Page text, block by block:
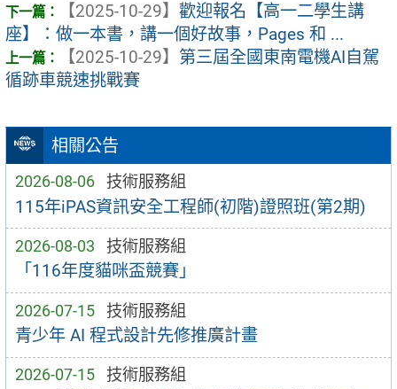
相關公告
2026-08-06 技術服務組
115年iPAS資訊安全工程師(初階)證照班(第2期)
2026-08-03 技術服務組
「116年度貓咪盃競賽」
2026-07-15 技術服務組
青少年 AI 程式設計先修推廣計畫
2026-07-15 技術服務組
【2025-10-29】 歡迎報名【高一二學生講
座】：做一本書，講一個好故事，Pages 和 ...
【2025-10-29】 第三屆全國東南電機AI自駕
循跡車競速挑戰賽